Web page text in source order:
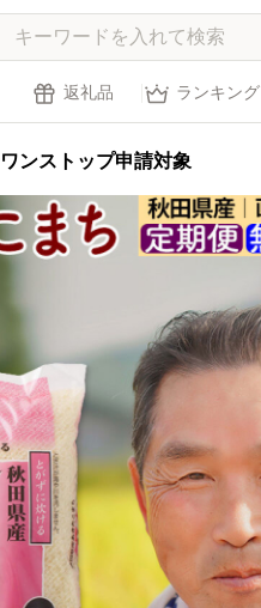
返礼品 ランキング
ンストップ申請対象